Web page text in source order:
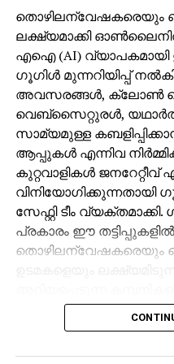
ലാളിത്യം അവര്‍
ഭരണാധികാരികള്‍
ചക്രവര്‍ത്തി
മുസ്‌ലിംകളുടെ
മദീനയിലേക്കയക്കുന്നു.
അന്വേഷിച്ചു. ഉമര്‍
ചെറിയൊരു വീട്ടിലാണ്
അന്വേഷിച്ചപ്പോള്‍
തെരുവിലിറങ്ങി
പ്രൗഢിയില്‍
പരിവാരത്തേയും
പട്ടണത്തിന് പുറത്ത് ഒരു
അതെ, ഉമര്‍
നിര്‍ഭയനായി ഉറങ്ങാന്‍
വിളിച്ചുണര്‍ത്തി.
മുസ്‌ലിം വിശ്വാസികളില്‍
മതിപ്പും അംഗീകാരവും
തൊഴിലന്വേഷകരെയും
ലക്ഷ്യമാക്കി
എഐ (AI) വ്യാപകമായി
ഗൂഗിള്‍ മുന്നറിയിപ്പ്
അവസരങ്ങള്‍, ക്ലോണ്‍
വെബ്‌സൈറ്റുരള്‍,
സാമ്യമുള്ള
ആപ്പുകള്‍ എന്നിവ
കുറ്റവാളികള്‍
വിനിയോഗിക്കുന്നതായി
സേഫ്റ്റി ടീം വ്യക്തമാക്കി.
പ്രകാരം ഈ
തൊഴിലന്വേഷകരെയും
ഏജന്‍സികളുടെയോ
ലിസ്റ്റിംഗുകള്‍